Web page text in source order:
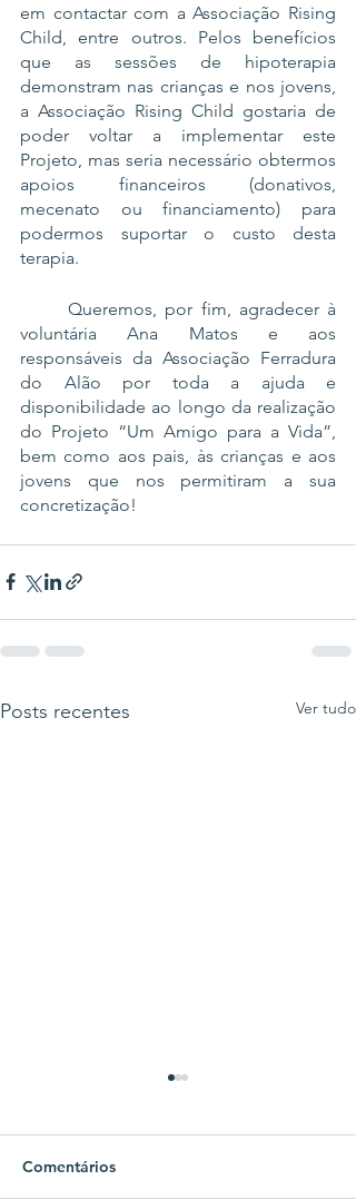
em contactar com a Associação Rising
Child, entre outros. Pelos benefícios
que as sessões de hipoterapia
demonstram nas crianças e nos jovens,
a Associação Rising Child gostaria de
poder voltar a implementar este
Projeto, mas seria necessário obtermos
apoios financeiros (donativos,
mecenato ou financiamento) para
podermos suportar o custo desta
terapia.
	Queremos, por fim, agradecer à
voluntária Ana Matos e aos
responsáveis da Associação Ferradura
do Alão por toda a ajuda e
disponibilidade ao longo da realização
do Projeto “Um Amigo para a Vida”,
bem como aos pais, às crianças e aos
jovens que nos permitiram a sua
concretização!
Posts recentes Ver tudo
Comentários